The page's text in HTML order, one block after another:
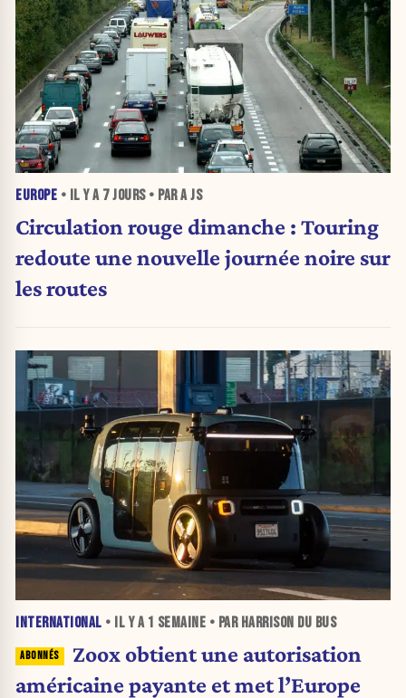
EUROPE • IL Y A 7 JOURS• PAR A JS
Circulation rouge dimanche : Touring
redoute une nouvelle journée noire sur
les routes
INTERNATIONAL • IL Y A 1 SEMAINE • PAR HARRISON DU BUS
Zoox obtient une autorisation
américaine payante et met l’Europe